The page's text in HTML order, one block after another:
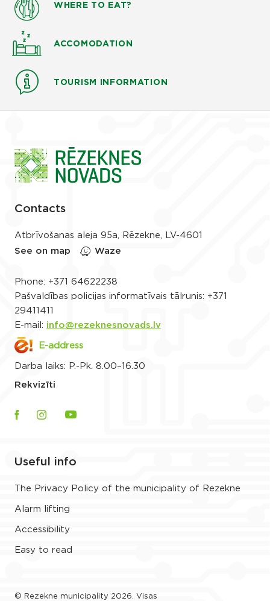
WHERE TO EAT?
ACCOMODATION
TOURISM INFORMATION
Contacts
Atbrīvošanas aleja 95a, Rēzekne, LV-4601
See on map
Waze
Phone: +371 64622238
Pašvaldības policijas informatīvais tālrunis: +371
29411411
E-mail: info@rezeknesnovads.lv
E-address
Darba laiks: P.-Pk. 8.00–16.30
Rekvizīti
Useful info
The Privacy Policy of the municipality of Rezekne
Alarm lifting
Accessibility
Easy to read
© Rezekne municipality 2026. Visas